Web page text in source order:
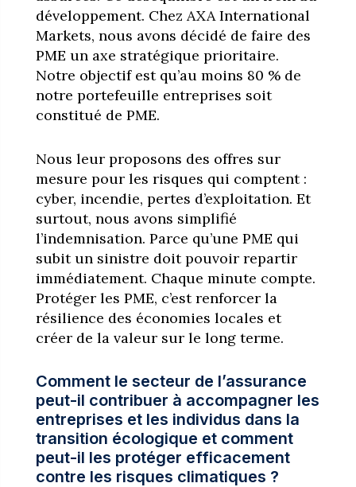
développement. Chez AXA International
Markets, nous avons décidé de faire des
PME un axe stratégique prioritaire.
Notre objectif est qu’au moins 80 % de
notre portefeuille entreprises soit
constitué de PME.
Nous leur proposons des offres sur
mesure pour les risques qui comptent :
cyber, incendie, pertes d’exploitation. Et
surtout, nous avons simplifié
l’indemnisation. Parce qu’une PME qui
subit un sinistre doit pouvoir repartir
immédiatement. Chaque minute compte.
Protéger les PME, c’est renforcer la
résilience des économies locales et
créer de la valeur sur le long terme.
Comment le secteur de l’assurance
peut-il contribuer à accompagner les
entreprises et les individus dans la
transition écologique et comment
peut-il les protéger efficacement
contre les risques climatiques ?